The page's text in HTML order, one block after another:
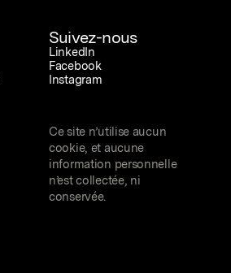
Suivez-nous
LinkedIn
Facebook
Instagram
Ce site n’utilise aucun
cookie, et aucune
information personnelle
n’est collectée, ni
conservée.